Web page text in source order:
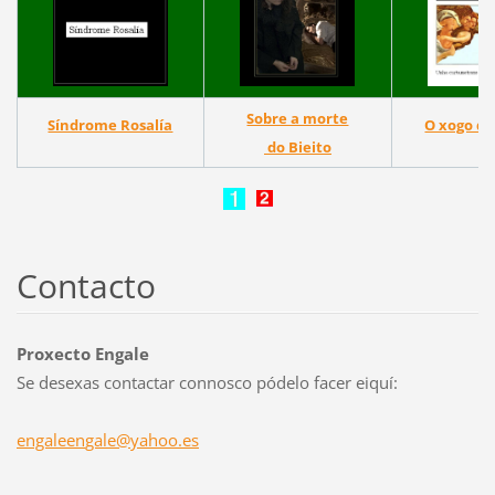
Síndrome Rosalía
Sobre a morte
do Bieito
O xogo
Contacto
Proxecto Engale
Se desexas contactar connosco pódelo facer eiquí:
engaleengale@yahoo.es